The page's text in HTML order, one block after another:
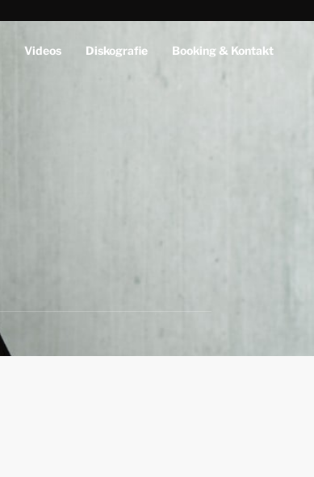
Videos Diskografie Booking & Kontakt